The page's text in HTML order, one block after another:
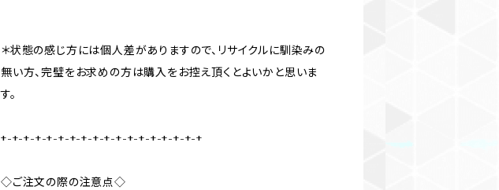
＊状態の感じ方には個人差がありますので、リサイクルに馴染みの
無い方、完璧をお求めの方は購入をお控え頂くとよいかと思いま
す。
+-+-+-+-+-+-+-+-+-+-+-+-+-+-+-+-+-+
◇ご注文の際の注意点◇